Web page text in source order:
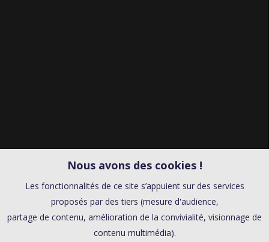
Nous avons des cookies !
Les fonctionnalités de ce site s’appuient sur des services
proposés par des tiers (mesure d'audience,
partage de contenu, amélioration de la convivialité, visionnage de
contenu multimédia).